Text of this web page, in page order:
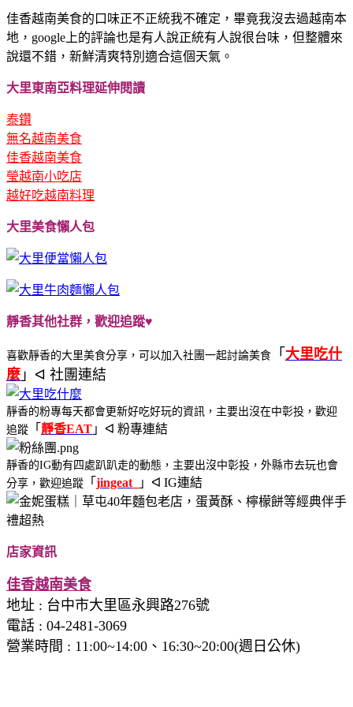
佳香越南美食的口味正不正統我不確定，畢竟我沒去過越南本
地，google上的評論也是有人說正統有人說很台味，但整體來
說還不錯，新鮮清爽特別適合這個天氣。
大里東南亞料理延伸閱讀
泰鑽
無名越南美食
佳香越南美食
瑩越南小吃店
越好吃越南料理
大里美食懶人包
靜香其他社群，歡迎追蹤♥
喜歡靜香的大里美食分享，可以加入社團一起討論美食 「 大里吃什
麼 」ᐊ 社團連結
靜香的粉專每天都會更新好吃好玩的資訊，主要出沒在中彰投，歡迎
追蹤 「 靜香EAT 」ᐊ 粉專連結
靜香的IG動有四處趴趴走的動態，主要出沒中彰投，外縣市去玩也會
分享，歡迎追蹤 「 jingeat_ 」ᐊ IG連結
店家資訊
佳香越南美食
地址 : 台中市大里區永興路276號
電話 : 04-2481-3069
營業時間 : 11:00~14:00、16:30~20:00(週日公休)